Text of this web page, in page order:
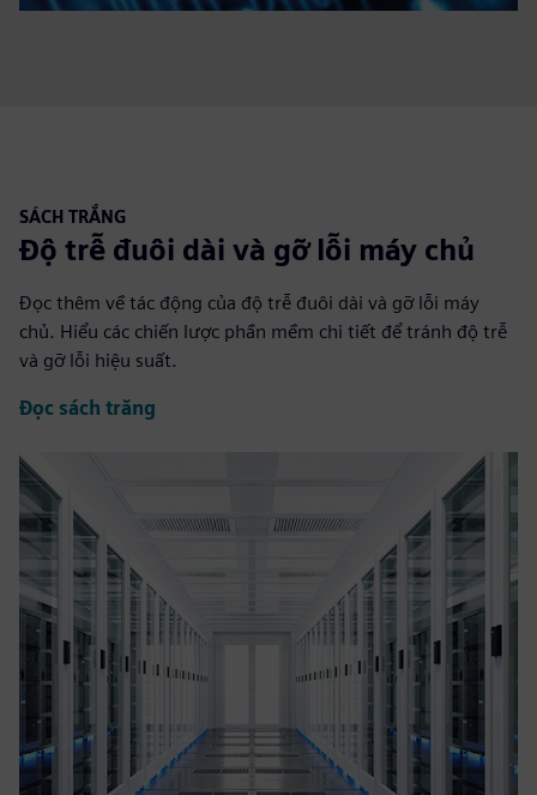
SÁCH TRẮNG
Độ trễ đuôi dài và gỡ lỗi máy chủ
Đọc thêm về tác động của độ trễ đuôi dài và gỡ lỗi máy
chủ. Hiểu các chiến lược phần mềm chi tiết để tránh độ trễ
và gỡ lỗi hiệu suất.
Đọc sách trắng